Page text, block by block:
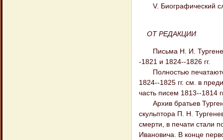
V. Биографический
ОТ РЕДАКЦИИ
Письма Н. И.
-1821 и 1824--1826 гг.
Полностью
1824--1825 гг. см. в
часть писем 1813--1814
Архив братьев
скульптора П. Н.
смерти, в печати стали
Ивановича. В конце